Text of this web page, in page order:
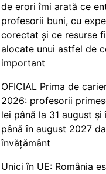
de erori îmi arată ce
profesorii buni, cu
corectat și ce resurse
alocate unui astfel de
important
OFICIAL Prima de
2026: profesorii
lei până la 31 august
până în august 2027
învățământ
Unici în UE: România